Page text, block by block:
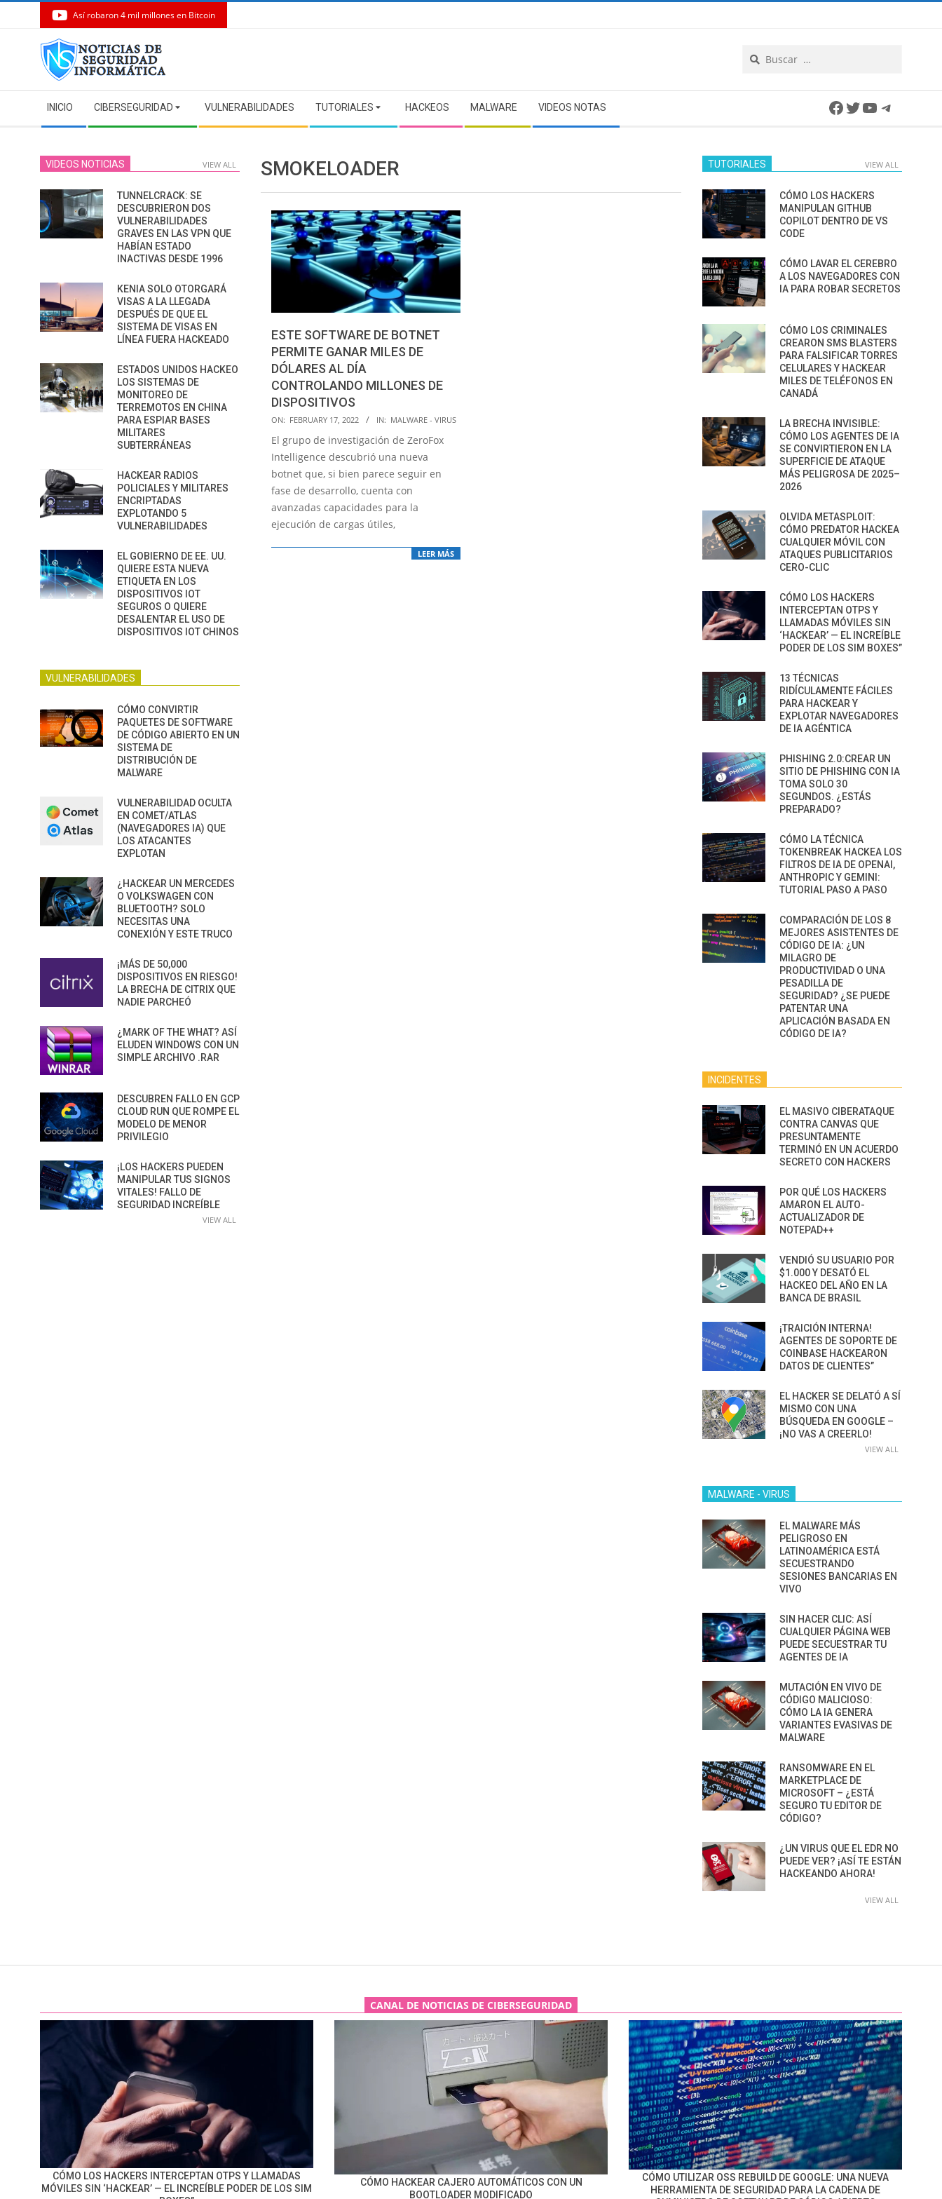
Así robaron 4 mil millones en Bitcoin
Navigation
Menu
INICIO CIBERSEGURIDAD VULNERABILIDADES TUTORIALES HACKEOS MALWARE VIDEOS NOTAS Facebook
Twitter
YouTube
SMOKELOADER
ESTE SOFTWARE DE BOTNET
PERMITE GANAR MILES DE
DÓLARES AL DÍA
CONTROLANDO MILLONES DE
DISPOSITIVOS
2022-
02-
17
ON: FEBRUARY 17, 2022 IN: MALWARE - VIRUS
El grupo de investigación de ZeroFox
Intelligence descubrió una nueva
botnet que, si bien parece seguir en
fase de desarrollo, cuenta con
avanzadas capacidades para la
ejecución de cargas útiles,
LEER MÁS
VIDEOS NOTICIAS VIEW ALL
TUNNELCRACK: SE
DESCUBRIERON DOS
VULNERABILIDADES
GRAVES EN LAS VPN QUE
HABÍAN ESTADO
INACTIVAS DESDE 1996
KENIA SOLO OTORGARÁ
VISAS A LA LLEGADA
DESPUÉS DE QUE EL
SISTEMA DE VISAS EN
LÍNEA FUERA HACKEADO
ESTADOS UNIDOS HACKEO
LOS SISTEMAS DE
MONITOREO DE
TERREMOTOS EN CHINA
PARA ESPIAR BASES
MILITARES
SUBTERRÁNEAS
HACKEAR RADIOS
POLICIALES Y MILITARES
ENCRIPTADAS
EXPLOTANDO 5
VULNERABILIDADES
EL GOBIERNO DE EE. UU.
QUIERE ESTA NUEVA
ETIQUETA EN LOS
DISPOSITIVOS IOT
SEGUROS O QUIERE
DESALENTAR EL USO DE
DISPOSITIVOS IOT CHINOS
VULNERABILIDADES
CÓMO CONVIRTIR
PAQUETES DE SOFTWARE
DE CÓDIGO ABIERTO EN UN
SISTEMA DE
DISTRIBUCIÓN DE
MALWARE
VULNERABILIDAD OCULTA
EN COMET/ATLAS
(NAVEGADORES IA) QUE
LOS ATACANTES
EXPLOTAN
¿HACKEAR UN MERCEDES
O VOLKSWAGEN CON
BLUETOOTH? SOLO
NECESITAS UNA
CONEXIÓN Y ESTE TRUCO
¡MÁS DE 50,000
DISPOSITIVOS EN RIESGO!
LA BRECHA DE CITRIX QUE
NADIE PARCHEÓ
¿MARK OF THE WHAT? ASÍ
ELUDEN WINDOWS CON UN
SIMPLE ARCHIVO .RAR
DESCUBREN FALLO EN GCP
CLOUD RUN QUE ROMPE EL
MODELO DE MENOR
PRIVILEGIO
¡LOS HACKERS PUEDEN
MANIPULAR TUS SIGNOS
VITALES! FALLO DE
SEGURIDAD INCREÍBLE
VIEW ALL
TUTORIALES VIEW ALL
CÓMO LOS HACKERS
MANIPULAN GITHUB
COPILOT DENTRO DE VS
CODE
CÓMO LAVAR EL CEREBRO
A LOS NAVEGADORES CON
IA PARA ROBAR SECRETOS
CÓMO LOS CRIMINALES
CREARON SMS BLASTERS
PARA FALSIFICAR TORRES
CELULARES Y HACKEAR
MILES DE TELÉFONOS EN
CANADÁ
LA BRECHA INVISIBLE:
CÓMO LOS AGENTES DE IA
SE CONVIRTIERON EN LA
SUPERFICIE DE ATAQUE
MÁS PELIGROSA DE 2025–
2026
OLVIDA METASPLOIT:
CÓMO PREDATOR HACKEA
CUALQUIER MÓVIL CON
ATAQUES PUBLICITARIOS
CERO-CLIC
CÓMO LOS HACKERS
INTERCEPTAN OTPS Y
LLAMADAS MÓVILES SIN
‘HACKEAR’ — EL INCREÍBLE
PODER DE LOS SIM BOXES”
13 TÉCNICAS
RIDÍCULAMENTE FÁCILES
PARA HACKEAR Y
EXPLOTAR NAVEGADORES
DE IA AGÉNTICA
PHISHING 2.0:CREAR UN
SITIO DE PHISHING CON IA
TOMA SOLO 30
SEGUNDOS. ¿ESTÁS
PREPARADO?
CÓMO LA TÉCNICA
TOKENBREAK HACKEA LOS
FILTROS DE IA DE OPENAI,
ANTHROPIC Y GEMINI:
TUTORIAL PASO A PASO
COMPARACIÓN DE LOS 8
MEJORES ASISTENTES DE
CÓDIGO DE IA: ¿UN
MILAGRO DE
PRODUCTIVIDAD O UNA
PESADILLA DE
SEGURIDAD? ¿SE PUEDE
PATENTAR UNA
APLICACIÓN BASADA EN
CÓDIGO DE IA?
INCIDENTES
EL MASIVO CIBERATAQUE
CONTRA CANVAS QUE
PRESUNTAMENTE
TERMINÓ EN UN ACUERDO
SECRETO CON HACKERS
POR QUÉ LOS HACKERS
AMARON EL AUTO-
ACTUALIZADOR DE
NOTEPAD++
VENDIÓ SU USUARIO POR
$1.000 Y DESATÓ EL
HACKEO DEL AÑO EN LA
BANCA DE BRASIL
¡TRAICIÓN INTERNA!
AGENTES DE SOPORTE DE
COINBASE HACKEARON
DATOS DE CLIENTES”
EL HACKER SE DELATÓ A SÍ
MISMO CON UNA
BÚSQUEDA EN GOOGLE –
¡NO VAS A CREERLO!
VIEW ALL
MALWARE - VIRUS
EL MALWARE MÁS
PELIGROSO EN
LATINOAMÉRICA ESTÁ
SECUESTRANDO
SESIONES BANCARIAS EN
VIVO
SIN HACER CLIC: ASÍ
CUALQUIER PÁGINA WEB
PUEDE SECUESTRAR TU
AGENTES DE IA
MUTACIÓN EN VIVO DE
CÓDIGO MALICIOSO:
CÓMO LA IA GENERA
VARIANTES EVASIVAS DE
MALWARE
RANSOMWARE EN EL
MARKETPLACE DE
MICROSOFT – ¿ESTÁ
SEGURO TU EDITOR DE
CÓDIGO?
¿UN VIRUS QUE EL EDR NO
PUEDE VER? ¡ASÍ TE ESTÁN
HACKEANDO AHORA!
VIEW ALL
CANAL DE NOTICIAS DE CIBERSEGURIDAD
CÓMO LOS HACKERS INTERCEPTAN OTPS Y LLAMADAS
MÓVILES SIN ‘HACKEAR’ — EL INCREÍBLE PODER DE LOS SIM
CÓMO HACKEAR CAJERO AUTOMÁTICOS CON UN
BOOTLOADER MODIFICADO
CÓMO UTILIZAR OSS REBUILD DE GOOGLE: UNA NUEVA
HERRAMIENTA DE SEGURIDAD PARA LA CADENA DE